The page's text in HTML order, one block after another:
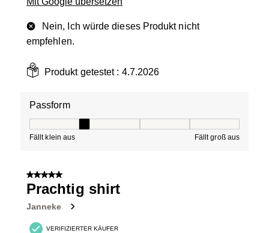
Nein, Ich würde dieses Produkt nicht
empfehlen.
Produkt getestet : 4.7.2026
Passform
Fällt klein aus Fällt groß aus
5 von 5 Sternen.
Prachtig shirt
Janneke
VERIFIZIERTER KÄUFER